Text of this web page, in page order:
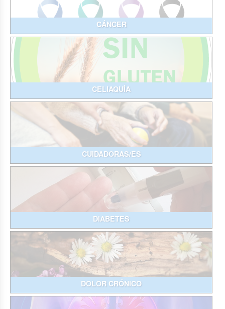
CÁNCER
CELIAQUÍA
CUIDADORAS/ES
DIABETES
DOLOR CRÓNICO